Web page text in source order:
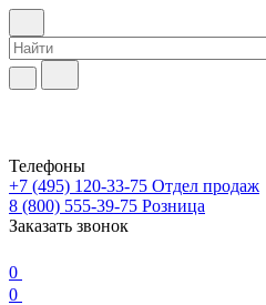
Телефоны
+7 (495) 120-33-75 Отдел продаж
8 (800) 555-39-75 Розница
Заказать звонок
0
0